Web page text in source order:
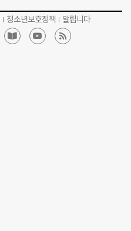
청소년보호정책 알립니다